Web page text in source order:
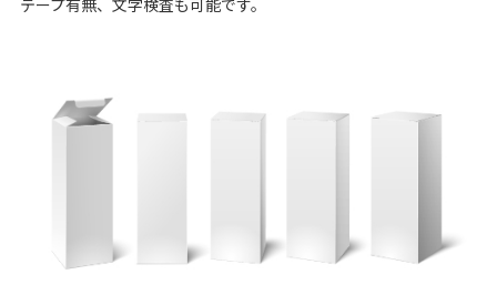
テープ有無、文字検査も可能です。